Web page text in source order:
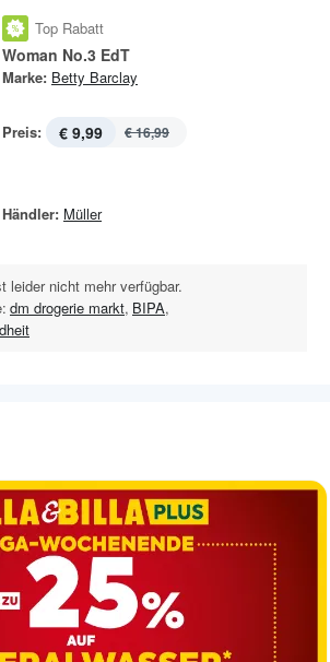
Top Rabatt
Woman No.3 EdT
Marke: Betty Barclay
Preis: € 9,99 € 16,99
Händler: Müller
leider nicht mehr verfügbar.
dm drogerie markt, BIPA,